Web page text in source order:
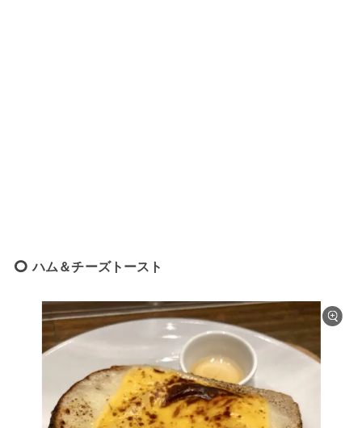
ハム＆チーズトースト